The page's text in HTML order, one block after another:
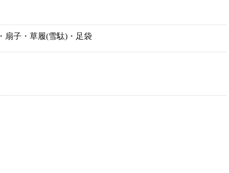
扇子・草履(雪駄)・足袋